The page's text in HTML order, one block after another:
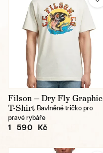
Filson — Dry Fly Graphic
T-Shirt Bavlněné tričko pro
pravé rybáře
1 590 Kč